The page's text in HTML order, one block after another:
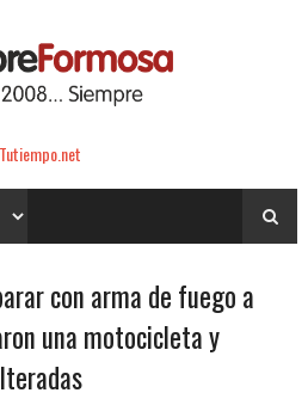
Tutiempo.net
con arma de fuego a
una motocicleta y